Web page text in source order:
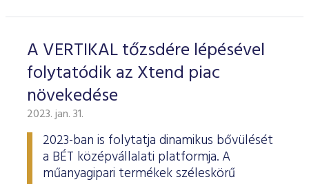
A VERTIKAL tőzsdére lépésével
folytatódik az Xtend piac
növekedése
2023. jan. 31.
2023-ban is folytatja dinamikus bővülését
a BÉT középvállalati platformja. A
műanyagipari termékek széleskörű